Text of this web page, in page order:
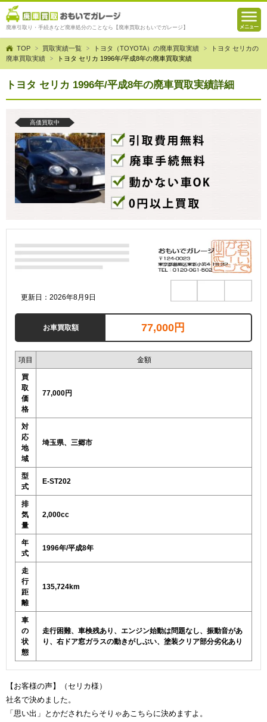
廃車引取り・手続きなど廃車処分のことなら【廃車買取おもいでガレージ】
TOP 買取実績一覧 トヨタ（TOYOTA）の廃車買取実績
トヨタ セリカの
廃車買取実績
トヨタ セリカ 1996年/平成8年の廃車買取実績
トヨタ セリカ 1996年/平成8年の廃車買取実績詳細
高価買取中
更新日：2026年8月9日
お車買取額 77,000円
項目 金額
買
取
価
格
77,000円
対
応
地
域
埼玉県、三郷市
型
式
E-ST202
排
気
量
2,000cc
年
式
1996年/平成8年
走
行
距
離
135,724km
車
の
状
態
走行困難、車検残あり、エンジン始動は問題なし、振動音があ
り、右ドア窓ガラスの動きがしぶい、塗装クリア部分劣化あり
【お客様の声】（セリカ様）
社名で決めました。
「思い出」とかだされたらそりゃあこちらに決めますよ。